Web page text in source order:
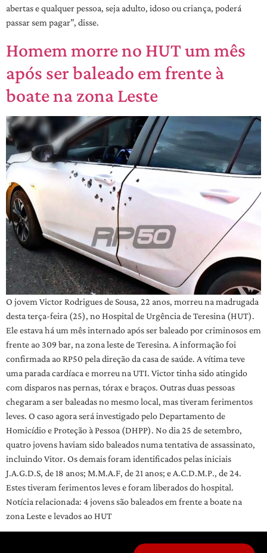
abertas e qualquer pessoa, seja adulto, idoso ou criança, poderá
passar sem pagar”, disse.
Homem morre no HUT um mês
após ser baleado em frente à
boate na zona Leste
O jovem Victor Rodrigues de Sousa, 22 anos, morreu na madrugada
desta terça-feira (25), no Hospital de Urgência de Teresina (HUT).
Ele estava há um mês internado após ser baleado por criminosos em
frente ao 309 bar, na zona leste de Teresina. A informação foi
confirmada ao RP50 pela direção da casa de saúde. A vítima teve
uma parada cardíaca e morreu na UTI. Victor tinha sido atingido
com disparos nas pernas, tórax e braços. Outras duas pessoas
chegaram a ser baleadas no mesmo local, mas tiveram ferimentos
leves. O caso agora será investigado pelo Departamento de
Homicídio e Proteção à Pessoa (DHPP). No dia 25 de setembro,
quatro jovens haviam sido baleados numa tentativa de assassinato,
incluindo Vitor. Os demais foram identificados pelas iniciais
J.A.G.D.S, de 18 anos; M.M.A.F, de 21 anos; e A.C.D.M.P., de 24.
Estes tiveram ferimentos leves e foram liberados do hospital.
Notícia relacionada: 4 jovens são baleados em frente a boate na
zona Leste e levados ao HUT